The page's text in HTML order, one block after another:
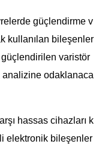
güçlendirme v
kullanılan bileşenler
varistör
analizine odaklanaca
hassas cihazları k
elektronik bileşenler